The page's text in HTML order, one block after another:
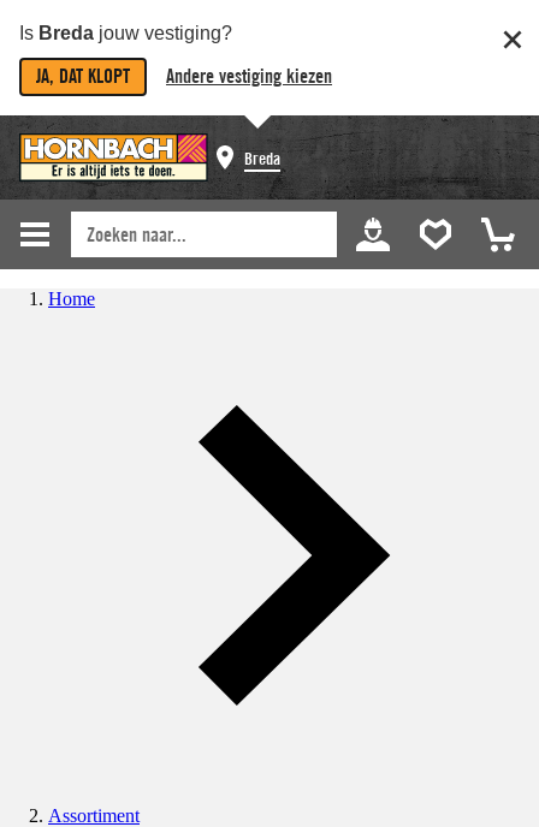
Is Breda jouw vestiging?
JA, DAT KLOPT Andere vestiging kiezen
Breda
Home
Assortiment